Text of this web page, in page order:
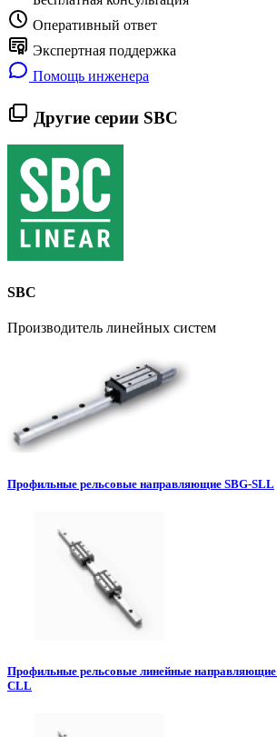
Оперативный ответ
Экспертная поддержка
Помощь инженера
Другие серии SBC
SBC
Производитель линейных систем
Профильные рельсовые направляющие SBG-SLL
Профильные рельсовые линейные
CLL